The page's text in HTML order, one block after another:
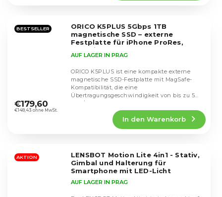
Sternen.
BESTSELLER
ORICO K5PLUS 5Gbps 1TB
magnetische SSD – externe
Festplatte für iPhone ProRes,
Android und Kameraleute
durchschnittliche
Produktbewertung
Sternen.
AUF LAGER IN PRAG
€148,43 ohne MwSt.
€179,60
In den Warenkorb
ORICO K5PLUS ist eine kompakte externe
magnetische SSD-Festplatte mit MagSafe-
Kompatibilität, die eine
Übertragungsgeschwindigkeit von bis zu 5
Gbit/s unterstützt – ideal für...
AKTION
LENSBOT Motion Lite 4in1 - Stativ,
Gimbal und Halterung für
Smartphone mit LED-Licht
AUF LAGER IN PRAG